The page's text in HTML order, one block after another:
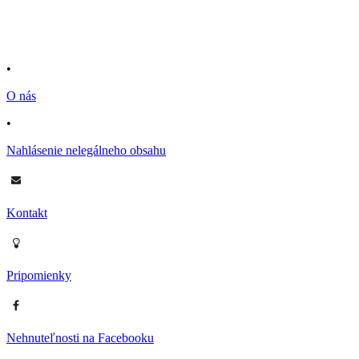
•
O nás
•
Nahlásenie nelegálneho obsahu
Kontakt
Pripomienky
Nehnuteľnosti na Facebooku